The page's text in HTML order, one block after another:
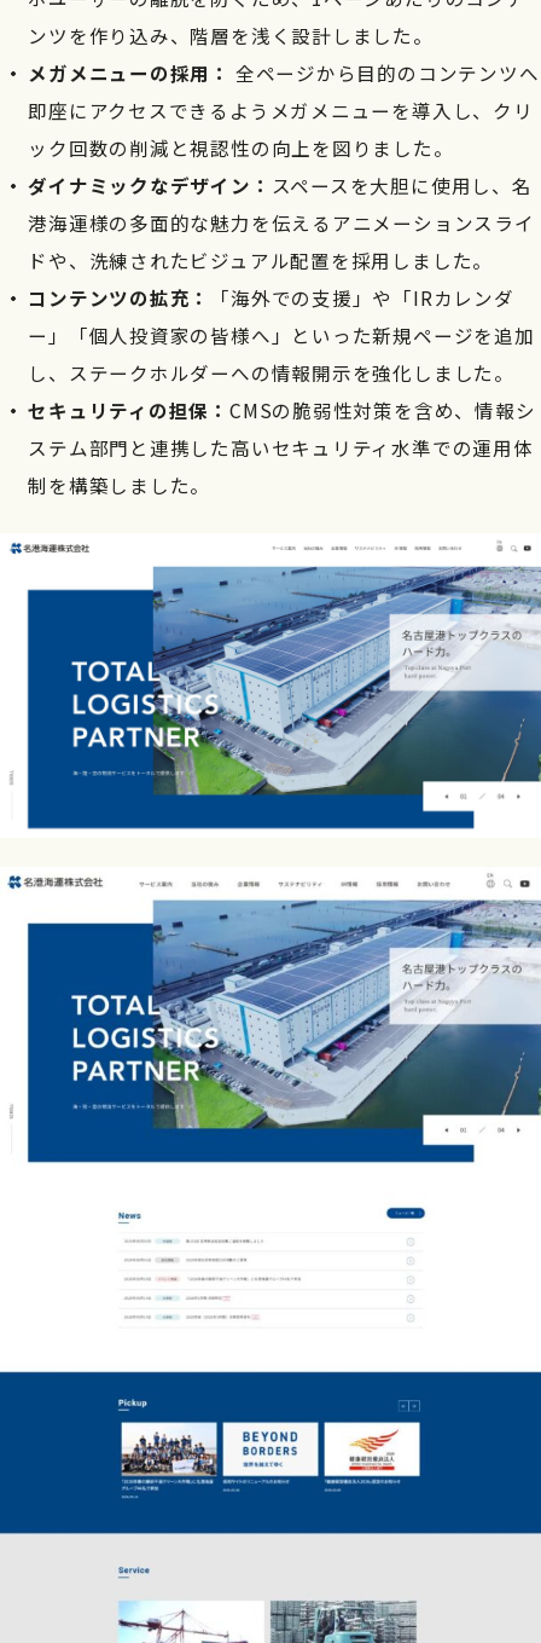
ンツを作り込み、階層を浅く設計しました。
メガメニューの採用： 全ページから目的のコンテンツへ
即座にアクセスできるようメガメニューを導入し、クリ
ック回数の削減と視認性の向上を図りました。
ダイナミックなデザイン： スペースを大胆に使用し、名
港海運様の多面的な魅力を伝えるアニメーションスライ
ドや、洗練されたビジュアル配置を採用しました。
コンテンツの拡充：
「海外での支援」や「IRカレンダ
ー」「個人投資家の皆様へ」といった新規ページを追加
し、ステークホルダーへの情報開示を強化しました。
セキュリティの担保：CMSの脆弱性対策を含め、情報シ
ステム部門と連携した高いセキュリティ水準での運用体
制を構築しました。